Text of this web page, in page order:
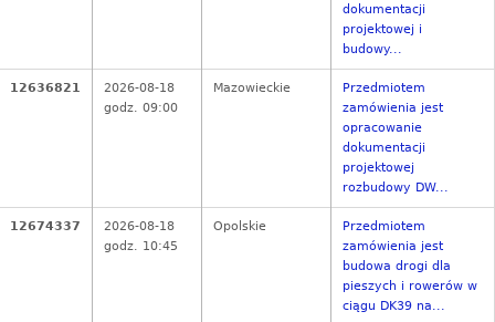
dokumentacji
projektowej i
budowy...
12636821
2026-08-18
godz. 09:00
Mazowieckie
Przedmiotem
zamówienia jest
opracowanie
dokumentacji
projektowej
rozbudowy DW...
12674337
2026-08-18
godz. 10:45
Opolskie
Przedmiotem
zamówienia jest
budowa drogi dla
pieszych i rowerów w
ciągu DK39 na...